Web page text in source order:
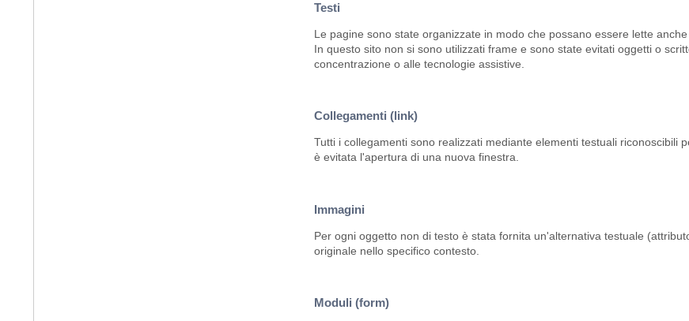
Testi
Le pagine sono state organizzate in modo che possano essere lette
In questo sito non si sono utilizzati frame e sono state evitati oggetti o
concentrazione o alle tecnologie assistive.
Collegamenti (link)
Tutti i collegamenti sono realizzati mediante elementi testuali riconoscibili
è evitata l'apertura di una nuova finestra.
Immagini
Per ogni oggetto non di testo è stata fornita un'alternativa testuale
originale nello specifico contesto.
Moduli (form)